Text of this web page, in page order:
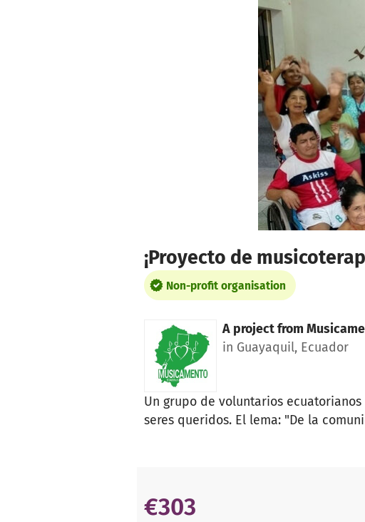
¡Proyecto de
Non-profit organisation
A project from
in Guayaquil, Ecuador
Un grupo de voluntarios
seres queridos. El lema: "De la
€303